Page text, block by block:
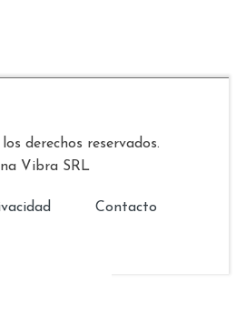
derechos reservados.
Vibra SRL
Contacto